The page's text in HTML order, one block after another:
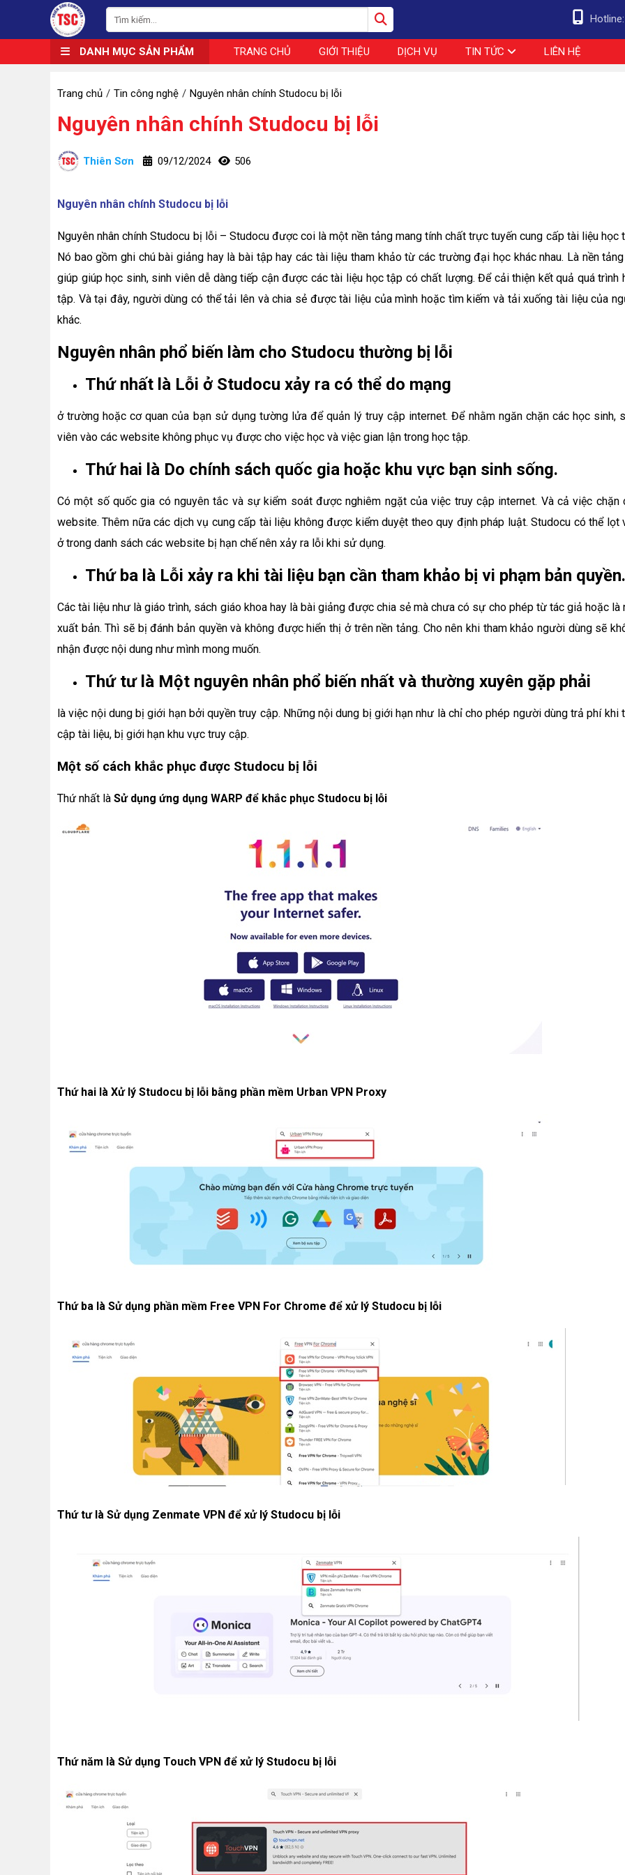
Hotline:
DANH MỤC SẢN PHẨM TRANG CHỦ GIỚI THIỆU DỊCH VỤ TIN TỨC LIÊN HỆ
Trang chủ Tin công nghệ Nguyên nhân chính Studocu bị lỗi
Nguyên nhân chính Studocu bị lỗi
Thiên Sơn 09/12/2024 506
Nguyên nhân chính Studocu bị lỗi
Nguyên nhân chính Studocu bị lỗi – Studocu được coi là một nền tảng mang tính chất trực tuyến cung cấp tài liệu học
Nó bao gồm ghi chú bài giảng hay là bài tập hay các tài liệu tham khảo từ các trường đại học khác nhau. Là nền
giúp giúp học sinh, sinh viên dễ dàng tiếp cận được các tài liệu học tập có chất lượng. Để cải thiện kết quả quá trình
tập. Và tại đây, người dùng có thể tải lên và chia sẻ được tài liệu của mình hoặc tìm kiếm và tải xuống tài liệu của
khác.
Nguyên nhân phổ biến làm cho Studocu thường bị lỗi
Thứ nhất là Lỗi ở Studocu xảy ra có thể do mạng
ở trường hoặc cơ quan của bạn sử dụng tường lửa để quản lý truy cập internet. Để nhằm ngăn chặn các học sinh,
viên vào các website không phục vụ được cho việc học và việc gian lận trong học tập.
Thứ hai là Do chính sách quốc gia hoặc khu vực bạn sinh sống.
Có một số quốc gia có nguyên tắc và sự kiểm soát được nghiêm ngặt của việc truy cập internet. Và cả việc chặn
website. Thêm nữa các dịch vụ cung cấp tài liệu không được kiểm duyệt theo quy định pháp luật. Studocu có thể lọt
ở trong danh sách các website bị hạn chế nên xảy ra lỗi khi sử dụng.
Thứ ba là Lỗi xảy ra khi tài liệu bạn cần tham khảo bị vi phạm bản quyền.
Các tài liệu như là giáo trình, sách giáo khoa hay là bài giảng được chia sẻ mà chưa có sự cho phép từ tác giả hoặc là
xuất bản. Thì sẽ bị đánh bản quyền và không được hiển thị ở trên nền tảng. Cho nên khi tham khảo người dùng sẽ
nhận được nội dung như mình mong muốn.
Thứ tư là Một nguyên nhân phổ biến nhất và thường xuyên gặp phải
là việc nội dung bị giới hạn bởi quyền truy cập. Những nội dung bị giới hạn như là chỉ cho phép người dùng trả phí khi
cập tài liệu, bị giới hạn khu vực truy cập.
Một số cách khắc phục được Studocu bị lỗi
Thứ nhất là Sử dụng ứng dụng WARP để khắc phục Studocu bị lỗi
Thứ hai là Xử lý Studocu bị lỗi bằng phần mềm Urban VPN Proxy
Thứ ba là Sử dụng phần mềm Free VPN For Chrome để xử lý Studocu bị lỗi
Thứ tư là Sử dụng Zenmate VPN để xử lý Studocu bị lỗi
Thứ năm là Sử dụng Touch VPN để xử lý Studocu bị lỗi